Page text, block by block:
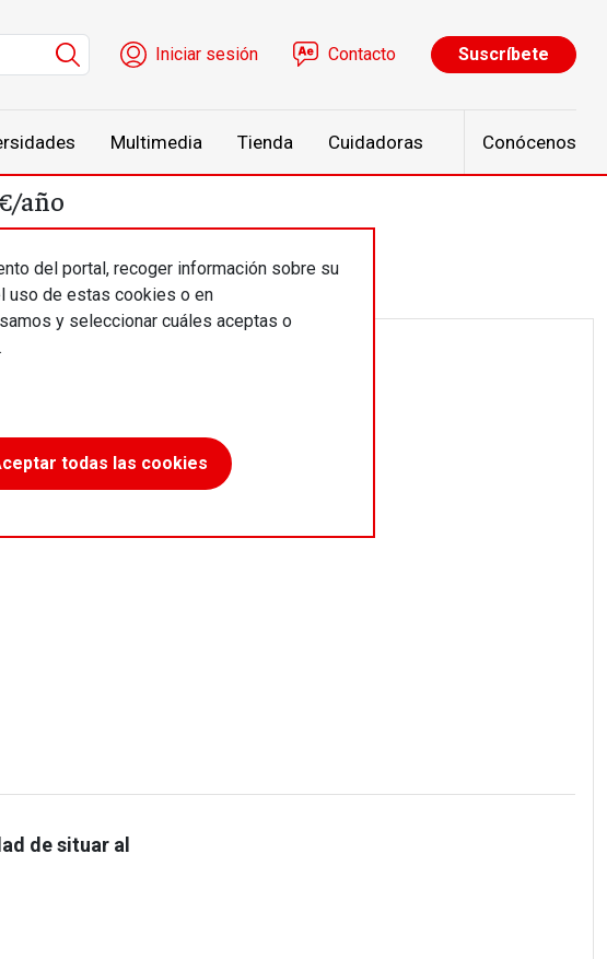
Menú de cuenta de usuario
Iniciar sesión Contacto Suscríbete
Multimedia Tienda Cuidadoras Conócenos
del portal, recoger información sobre su
uso de estas cookies o en
y seleccionar cuáles aceptas o
todas las cookies
año
de situar al